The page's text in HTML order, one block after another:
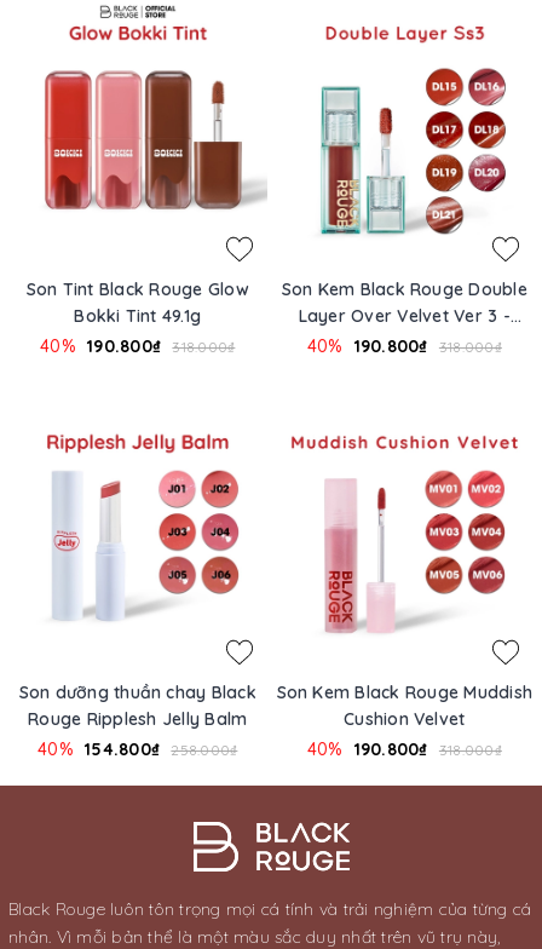
Son Tint Black Rouge Glow
Bokki Tint 49.1g
40% 190.800₫ 318.000₫
Son Kem Black Rouge Double
Layer Over Velvet Ver 3 -
Jewelry 33.8g
40% 190.800₫ 318.000₫
Son dưỡng thuần chay Black
Rouge Ripplesh Jelly Balm
40% 154.800₫ 258.000₫
Son Kem Black Rouge Muddish
Cushion Velvet
40%
190.800₫ 318.000₫
Black Rouge luôn tôn trọng mọi cá tính và trải nghiệm của từng cá
nhân. Vì mỗi bản thể là một màu sắc duy nhất trên vũ trụ này,